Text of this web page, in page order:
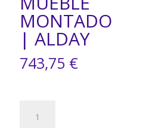
MONTADO
| ALDAY
743,75 €